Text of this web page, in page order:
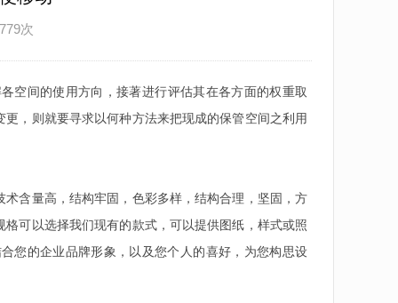
次
空间的使用方向，接著进行评估其在各方面的权重取
，则就要寻求以何种方法来把现成的保管空间之利用
含量高，结构牢固，色彩多样，结构合理，坚固，方
可以选择我们现有的款式，可以提供图纸，样式或照
您的企业品牌形象，以及您个人的喜好，为您构思设